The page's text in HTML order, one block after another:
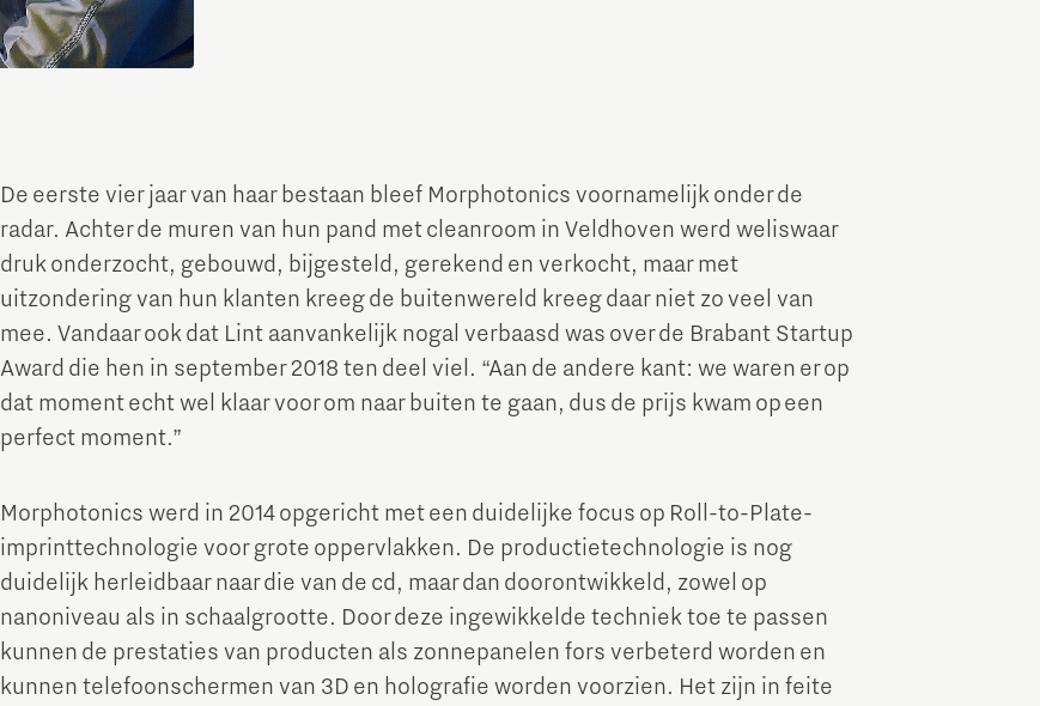
De eerste vier jaar van haar bestaan bleef Morphotonics voornamelijk onder de
radar. Achter de muren van hun pand met cleanroom in Veldhoven werd weliswaar
druk onderzocht, gebouwd, bijgesteld, gerekend en verkocht, maar met
uitzondering van hun klanten kreeg de buitenwereld kreeg daar niet zo veel van
mee. Vandaar ook dat Lint aanvankelijk nogal verbaasd was over de Brabant Startup
Award die hen in september 2018 ten deel viel. “Aan de andere kant: we waren er op
dat moment echt wel klaar voor om naar buiten te gaan, dus de prijs kwam op een
perfect moment.”
Morphotonics werd in 2014 opgericht met een duidelijke focus op Roll-to-Plate-
imprinttechnologie voor grote oppervlakken. De productietechnologie is nog
duidelijk herleidbaar naar die van de cd, maar dan doorontwikkeld, zowel op
nanoniveau als in schaalgrootte. Door deze ingewikkelde techniek toe te passen
kunnen de prestaties van producten als zonnepanelen fors verbeterd worden en
kunnen telefoonschermen van 3D en holografie worden voorzien. Het zijn in feite